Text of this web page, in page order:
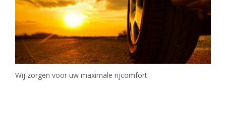
Wij zorgen voor uw maximale rijcomfort